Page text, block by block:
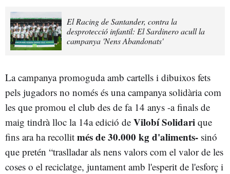
El Racing de Santander, contra la
desprotecció infantil: El Sardinero acull la
campanya 'Nens Abandonats'
La campanya promoguda amb cartells i dibuixos fets
pels jugadors no només és una campanya solidària com
les que promou el club des de fa 14 anys -a finals de
maig tindrà lloc la 14a edició de Vilobí Solidari que
fins ara ha recollit més de 30.000 kg d'aliments- sinó
que pretén “traslladar als nens valors com el valor de les
coses o el reciclatge, juntament amb l'esperit de l'esforç i